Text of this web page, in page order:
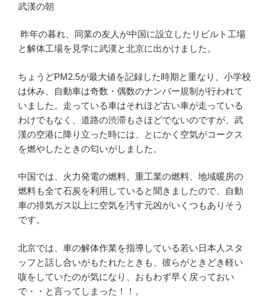
武漢の朝
昨年の暮れ、同業の友人が中国に設立したリビルト工場
と解体工場を見学に武漢と北京に出かけました。
ちょうどPM2.5が最大値を記録した時期と重なり、小学校
は休み、自動車は奇数・偶数のナンバー規制が行われて
いました。走っている車はそれほど古い車が走っている
わけでもなく、道路の渋滞もさほどでないのですが、武
漢の空港に降り立った時には、とにかく空気がコークス
を燃やしたときの匂いがしました。
中国では、火力発電の燃料、重工業の燃料、地域暖房の
燃料も全て石炭を利用していると聞きましたので、自動
車の排気ガス以上に空気を汚す元凶がいくつもありそう
です。
北京では、車の解体作業を指導している若い日本人スタ
ッフと話し合いがもたれたときも、彼らがときどき軽い
咳をしていたのが気になり、おもわず早く戻っておい
で・・と言ってしまった！！。